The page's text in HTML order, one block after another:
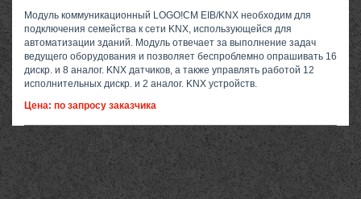
Модуль коммуникационный LOGO!CM EIB/KNX необходим для
подключения семейства к сети KNX, использующейся для
автоматизации зданий. Модуль отвечает за выполнение задач
ведущего оборудования и позволяет беспроблемно опрашивать 16
дискр. и 8 аналог. KNX датчиков, а также управлять работой 12
исполнительных дискр. и 2 аналог. KNX устройств.
Цена: по запросу заказчика